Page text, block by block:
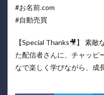
#お名前.com
#自動売買
【Special Thanks🎥】 素
た配信者さんに、チャッピ
なで楽しく学びながら、成